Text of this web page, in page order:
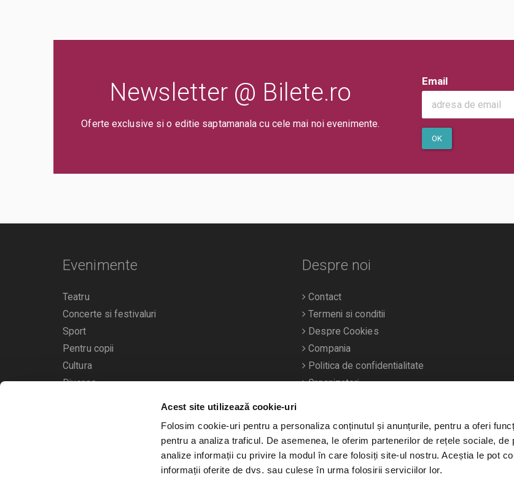
Acest site utilizează cookie-uri
Folosim cookie-uri pentru a personaliza conținutul și anunțurile, pentru a oferi
pentru a analiza traficul. De asemenea, le oferim partenerilor de rețele sociale, de
analize informații cu privire la modul în care folosiți site-ul nostru. Aceștia le pot
informații oferite de dvs. sau culese în urma folosirii serviciilor lor.
Newsletter @ Bilete.ro
Oferte exclusive si o editie saptamanala cu cele mai noi evenimente.
Email
OK
Evenimente
Teatru
Concerte si festivaluri
Sport
Pentru copii
Cultura
Diverse
Calendarul evenimentelor
Despre noi
Contact
Termeni si conditii
Despre Cookies
Compania
Politica de confidentialitate
Organizatori